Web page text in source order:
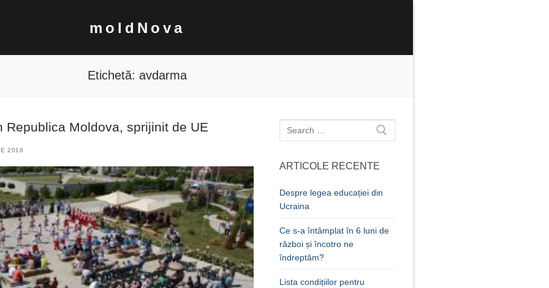
moldNova
Etichetă: avdarma
Republica Moldova, sprijinit de UE
2016
Caută
după:
ARTICOLE RECENTE
Despre legea educației din
Ucraina
Ce s-a întâmplat în 6 luni de
război și încotro ne
îndreptăm?
Lista condițiilor pentru